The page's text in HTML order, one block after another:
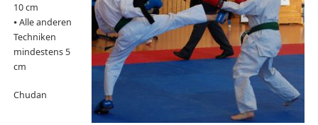
10 cm
⦁ Alle anderen
Techniken
mindestens 5
cm
Chudan